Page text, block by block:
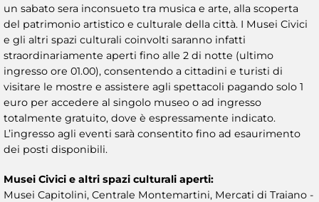
un sabato sera inconsueto tra musica e arte, alla scoperta
del patrimonio artistico e culturale della città. I Musei Civici
e gli altri spazi culturali coinvolti saranno infatti
straordinariamente aperti fino alle 2 di notte (ultimo
ingresso ore 01.00), consentendo a cittadini e turisti di
visitare le mostre e assistere agli spettacoli pagando solo 1
euro per accedere al singolo museo o ad ingresso
totalmente gratuito, dove è espressamente indicato.
L’ingresso agli eventi sarà consentito fino ad esaurimento
dei posti disponibili.
Musei Civici e altri spazi culturali aperti:
Musei Capitolini, Centrale Montemartini, Mercati di Traiano -